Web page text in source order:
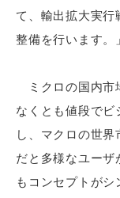
て、輸出拡大実行
整備を行います。
ミクロの国内市
なくとも値段でビ
し、マクロの世
だと多様なユーザ
もコンセプトが